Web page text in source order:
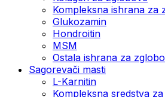
Kompleksna ishrana za
Glukozamin
Hondroitin
MSM
Ostala ishrana za
Sagorevači masti
L-Karnitin
Kompleksna sredstva